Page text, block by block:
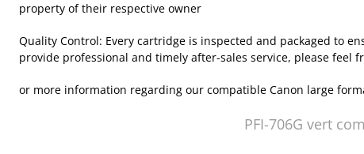
property of their respective owner
Quality Control: Every cartridge is inspected and packaged to
provide professional and timely after-sales service, please feel
or more information regarding our compatible Canon large
PFI-706G vert